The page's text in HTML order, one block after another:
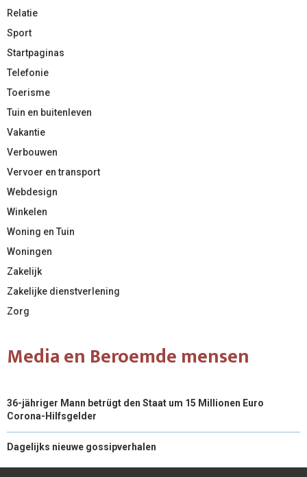
Relatie
Sport
Startpaginas
Telefonie
Toerisme
Tuin en buitenleven
Vakantie
Verbouwen
Vervoer en transport
Webdesign
Winkelen
Woning en Tuin
Woningen
Zakelijk
Zakelijke dienstverlening
Zorg
Media en Beroemde mensen
36-jähriger Mann betrügt den Staat um 15 Millionen Euro
Corona-Hilfsgelder
Dagelijks nieuwe gossipverhalen